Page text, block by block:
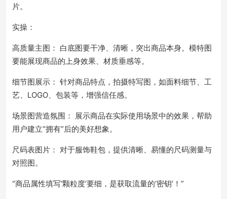
片。
实操：
高质量主图： 白底图要干净、清晰，突出商品本身。模特图
要能展现商品的上身效果、材质垂感等。
细节图展示： 针对商品特点，拍摄特写图，如面料细节、工
艺、LOGO、包装等，增强信任感。
场景图营造氛围： 展示商品在实际使用场景中的效果，帮助
用户建立“拥有”后的美好想象。
尺码表图片： 对于服饰鞋包，提供清晰、易懂的尺码测量与
对照图。
“商品属性填写‘颗粒度’要细，是获取流量的‘密钥’！”